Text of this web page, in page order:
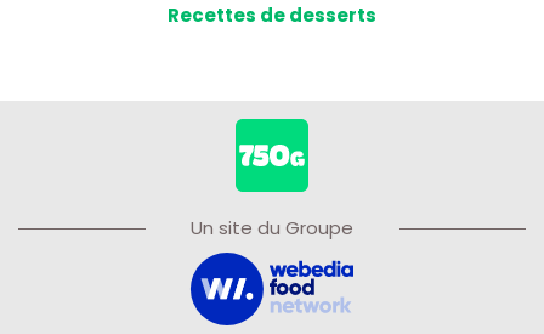
Recettes de desserts
Un site du Groupe